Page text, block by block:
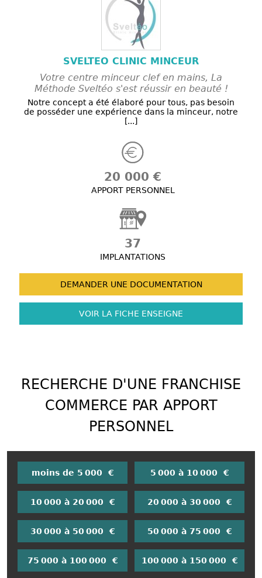
SVELTEO CLINIC MINCEUR
Votre centre minceur clef en mains, La
Méthode Sveltéo s'est réussir en beauté !
Notre concept a été élaboré pour tous, pas besoin
de posséder une expérience dans la minceur, notre
[...]
20 000 €
APPORT PERSONNEL
37
IMPLANTATIONS
DEMANDER UNE DOCUMENTATION
VOIR LA FICHE ENSEIGNE
RECHERCHE D'UNE FRANCHISE
COMMERCE PAR APPORT
PERSONNEL
moins de 5 000 € 5 000 à 10 000 €
10 000 à 20 000 € 20 000 à 30 000 €
30 000 à 50 000 € 50 000 à 75 000 €
75 000 à 100 000 € 100 000 à 150 000 €